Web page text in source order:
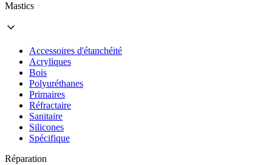
Mastics
Accessoires d'étanchéité
Acryliques
Bois
Polyuréthanes
Primaires
Réfractaire
Sanitaire
Silicones
Spécifique
Réparation